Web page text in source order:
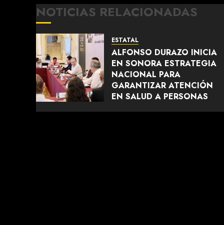
NOTICIAS RELACIONADAS
ESTATAL
ALFONSO DURAZO INICIA
EN SONORA ESTRATEGIA
NACIONAL PARA
GARANTIZAR ATENCIÓN
EN SALUD A PERSONAS